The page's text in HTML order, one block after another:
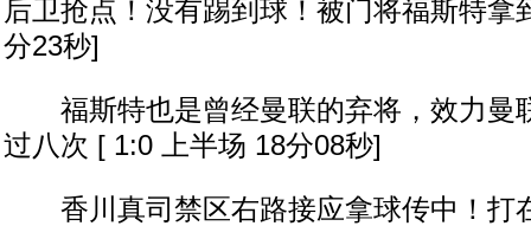
后卫抢点！没有踢到球！被门将福斯特拿
分23秒]
福斯特也是曾经曼联的弃将，效力曼
过八次 [ 1:0 上半场 18分08秒]
香川真司禁区右路接应拿球传中！打